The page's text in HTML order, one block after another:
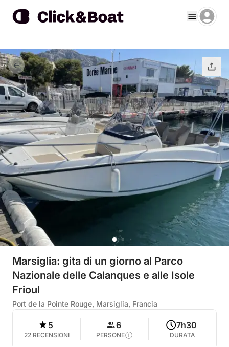
Marsiglia: gita di un giorno al Parco
Nazionale delle Calanques e alle Isole
Frioul
Port de la Pointe Rouge, Marsiglia, Francia
5
22 RECENSIONI
6
PERSONE
7h30
DURATA